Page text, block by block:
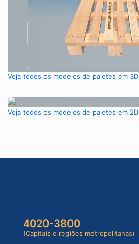
Veja todos os modelos de paletes em 3D
Veja todos os modelos de paletes em 2D
4020-3800
(Capitais e regiões metropolitanas)